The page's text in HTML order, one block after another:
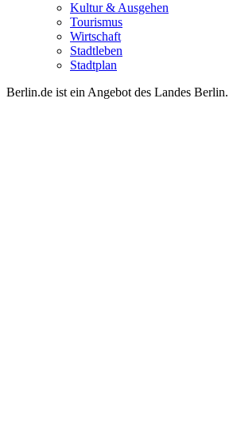
Kultur & Ausgehen
Tourismus
Wirtschaft
Stadtleben
Stadtplan
Berlin.de ist ein Angebot des Landes Berlin.